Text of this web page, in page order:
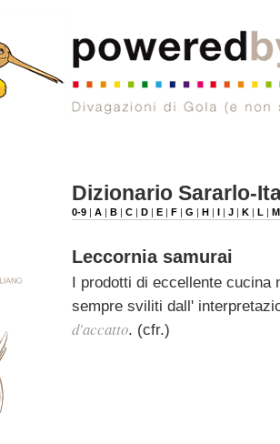
Dizionario Sararlo-
0-9 |A |B |C |D |E |F |G |H |I |J |K |L |M
Leccornia samurai
I prodotti di eccellente cucina
sempre sviliti dall'
d'accatto. (cfr.)